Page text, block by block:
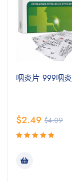
咽炎片 999咽
$4.09
$2.49
&sol; 5